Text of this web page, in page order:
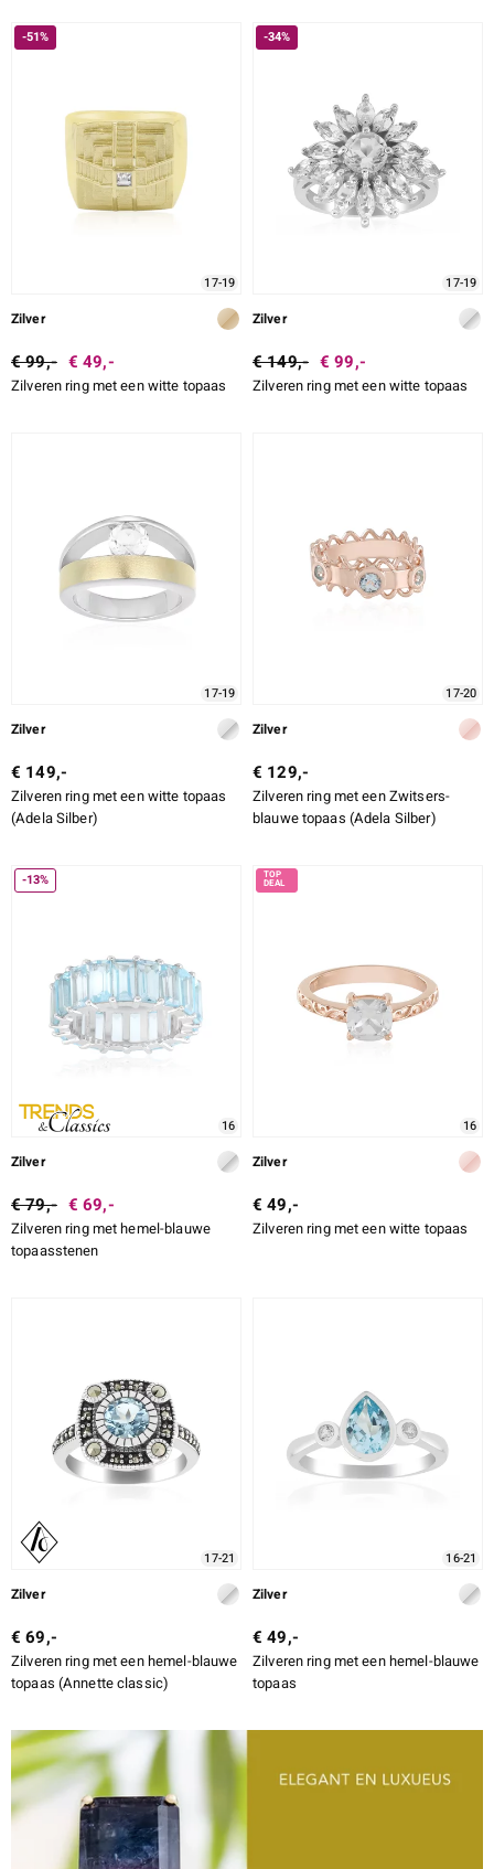
-51%
17-19
Zilver
€ 99,- € 49,-
Zilveren ring met een witte topaas
-34%
17-19
Zilver
€ 149,- € 99,-
Zilveren ring met een witte topaas
17-19
Zilver
€ 149,-
Zilveren ring met een witte topaas
(Adela Silber)
17-20
Zilver
€ 129,-
Zilveren ring met een Zwitsers-
blauwe topaas (Adela Silber)
-13%
16
Zilver
€ 79,- € 69,-
Zilveren ring met hemel-blauwe
topaasstenen
16
Zilver
€ 49,-
Zilveren ring met een witte topaas
17-21
Zilver
€ 69,-
Zilveren ring met een hemel-blauwe
topaas (Annette classic)
16-21
Zilver
€ 49,-
Zilveren ring met een hemel-blauwe
topaas